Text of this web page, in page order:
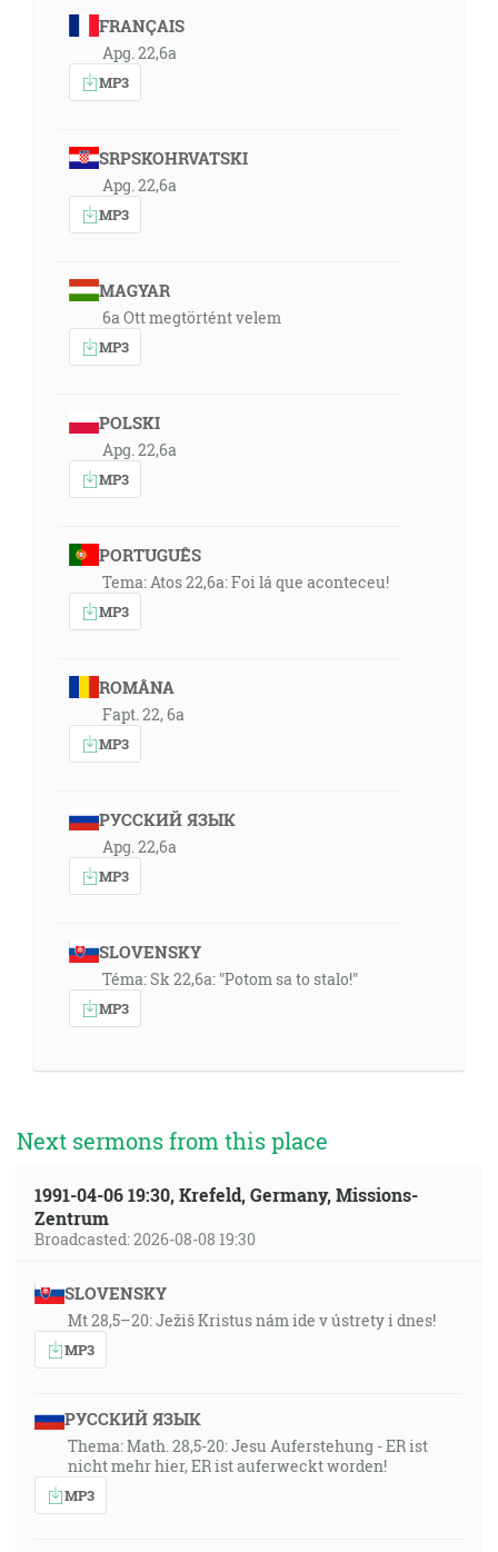
FRANÇAIS
Apg. 22,6a
MP3
SRPSKOHRVATSKI
Apg. 22,6a
MP3
MAGYAR
6a Ott megtörtént velem
MP3
POLSKI
Apg. 22,6a
MP3
PORTUGUÊS
Tema: Atos 22,6a: Foi lá que aconteceu!
MP3
ROMÂNA
Fapt. 22, 6a
MP3
РУССКИЙ ЯЗЫК
Apg. 22,6a
MP3
SLOVENSKY
Téma: Sk 22,6a: "Potom sa to stalo!"
MP3
Next sermons from this place
1991-04-06 19:30, Krefeld, Germany, Missions-
Zentrum
Broadcasted: 2026-08-08 19:30
SLOVENSKY
Mt 28,5–20: Ježiš Kristus nám ide v ústrety i dnes!
MP3
РУССКИЙ ЯЗЫК
Thema: Math. 28,5-20: Jesu Auferstehung - ER ist
nicht mehr hier, ER ist auferweckt worden!
MP3